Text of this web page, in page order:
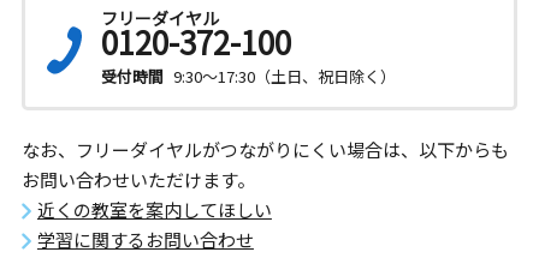
フリーダイヤル
0120-372-100
受付時間 9:30～17:30（土日、祝日除く）
なお、フリーダイヤルがつながりにくい場合は、以下からも
お問い合わせいただけます。
近くの教室を案内してほしい
学習に関するお問い合わせ